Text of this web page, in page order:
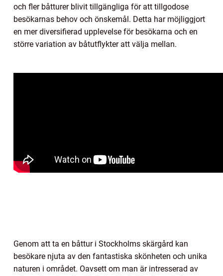
och fler båtturer blivit tillgängliga för att tillgodose
besökarnas behov och önskemål. Detta har möjliggjort
en mer diversifierad upplevelse för besökarna och en
större variation av båtutflykter att välja mellan.
Genom att ta en båttur i Stockholms skärgård kan
besökare njuta av den fantastiska skönheten och unika
naturen i området. Oavsett om man är intresserad av